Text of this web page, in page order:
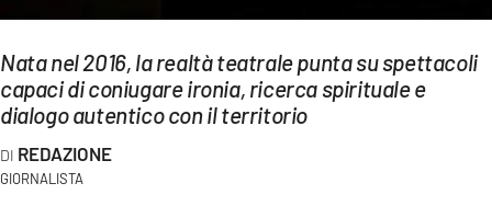
LAC NETWORK
LAC ONAIR
LaC
Nata nel 2016, la realtà teatrale punta su spettacoli
capaci di coniugare ironia, ricerca spirituale e
dialogo autentico con il territorio
REDAZIONE
GIORNALISTA